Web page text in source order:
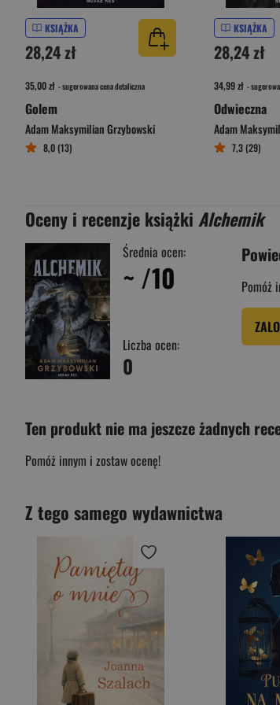
KSIĄŻKA
28,24 zł
35,00 zł - sugerowana cena detaliczna
Golem
Adam Maksymilian Grzybowski
8,0 (13)
KSIĄŻKA
28,24 zł
34,99 zł -
Odwieczna
Adam
7,3 (29)
Oceny i recenzje książki Alchemik
Średnia ocen:
~ /10
Liczba ocen:
0
Pomóż
Ten produkt nie ma jeszcze żadnych
Pomóż innym i zostaw ocenę!
Z tego samego wydawnictwa